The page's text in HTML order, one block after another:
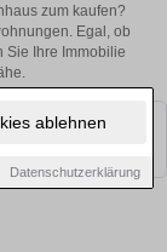
ablehnen
Datenschutzerklärung
zum kaufen?
Egal, ob
Sie Ihre Immobilie
Schauen Sie